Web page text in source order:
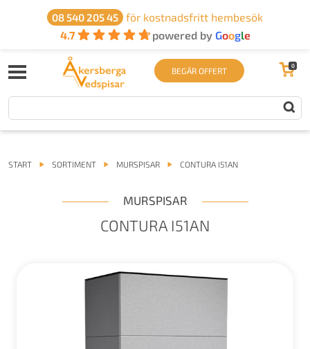
08 540 205 45
för kostnadsfritt hembesök
4.7
powered by Google
BEGÄR OFFERT 0
START SORTIMENT MURSPISAR CONTURA I51AN
MURSPISAR
CONTURA I51AN